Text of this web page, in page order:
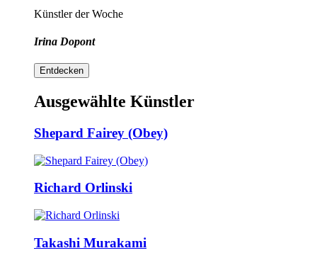
Künstler der Woche
Irina Dopont
Entdecken
Ausgewählte Künstler
Shepard Fairey (Obey)
Richard Orlinski
Takashi Murakami